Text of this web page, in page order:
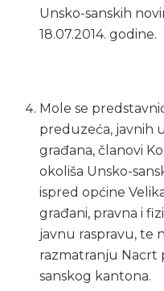
Unsko-sanskih
18.07.2014. godine.
Mole se
preduzeća, javnih
građana, članovi
okoliša Unsko-
ispred općine
građani, pravna i
javnu raspravu, te
razmatranju Nacrt
sanskog kantona.